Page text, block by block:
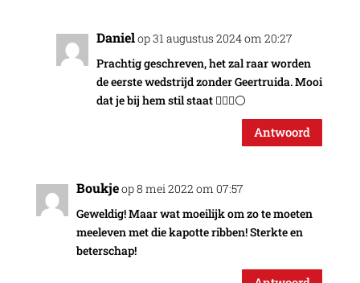
Danielop 31 augustus 2024 om 20:27
Prachtig geschreven, het zal raar worden
de eerste wedstrijd zonder Geertruida. Mooi
dat je bij hem stil staat ✌🏽🔴⚪️
Antwoord
Boukjeop 8 mei 2022 om 07:57
Geweldig! Maar wat moeilijk om zo te moeten
meeleven met die kapotte ribben! Sterkte en
beterschap!